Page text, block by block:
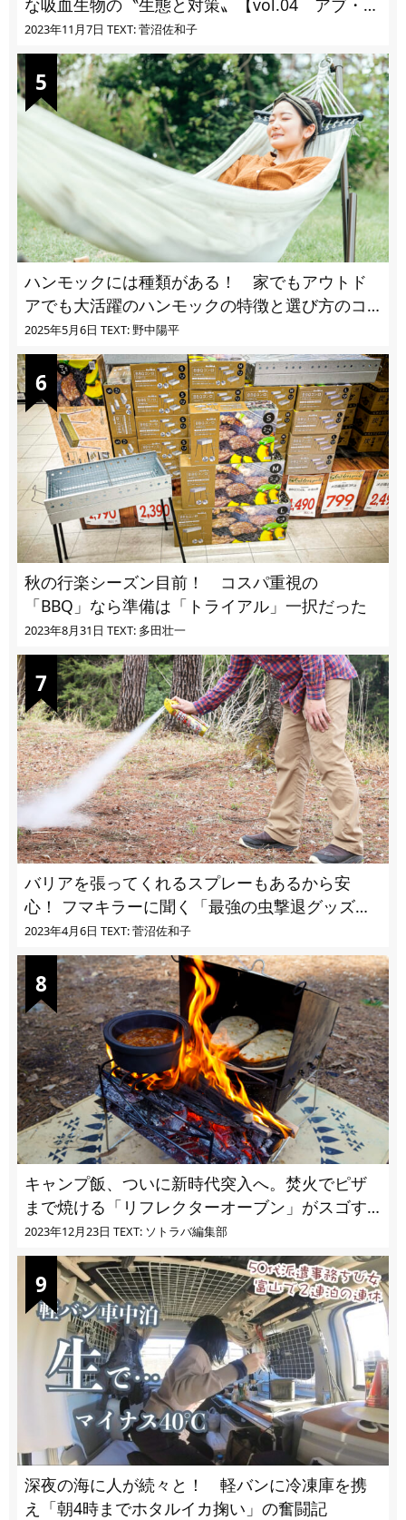
な吸血生物の〝生態と対策〟【vol.04 アブ・ブ
ユ・ヌカカ】
2023年11月7日 TEXT: 菅沼佐和子
ハンモックには種類がある！ 家でもアウトド
アでも大活躍のハンモックの特徴と選び方のコ
ツとは
2025年5月6日 TEXT: 野中陽平
秋の行楽シーズン目前！ コスパ重視の
「BBQ」なら準備は「トライアル」一択だった
2023年8月31日 TEXT: 多田壮一
バリアを張ってくれるスプレーもあるから安
心！ フマキラーに聞く「最強の虫撃退グッズ
vol.4」【キャンプサイトで使う虫よけ】
2023年4月6日 TEXT: 菅沼佐和子
キャンプ飯、ついに新時代突入へ。焚火でピザ
まで焼ける「リフレクターオーブン」がスゴす
ぎる
2023年12月23日 TEXT: ソトラバ編集部
深夜の海に人が続々と！ 軽バンに冷凍庫を携
え「朝4時までホタルイカ掬い」の奮闘記